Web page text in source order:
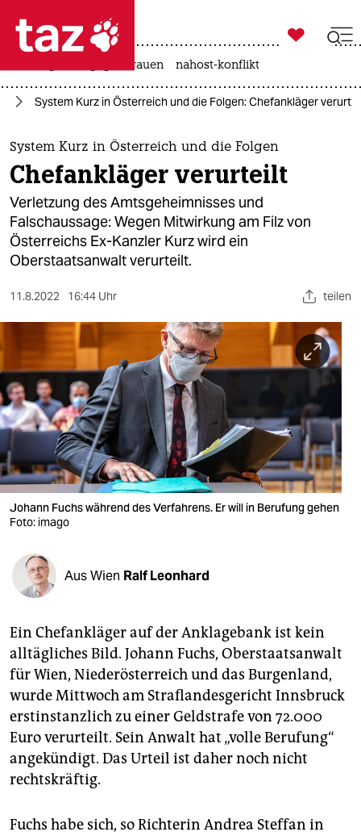
 taz zahl ich
taz zahl ich
themen
politik
öko
gesellschaft
kultur
sport
berlin
nord
wahrheit
verlag
verlag
shop
fragen & hilfe
unterstützen
abo
genossenschaft
epaper login

taz zahl ich
gewalt gegen frauen nahost-konflikt
System Kurz in Österreich und die Folgen: Chefankläger
System Kurz in Österreich und die Folgen
Chefankläger verurteilt
Verletzung des Amtsgeheimnisses und
Falschaussage: Wegen Mitwirkung am Filz von
Österreichs Ex-Kanzler Kurz wird ein
Oberstaatsanwalt verurteilt.
11.8.2022 16:44 Uhr teilen
Johann Fuchs während des Verfahrens. Er will in Berufung gehen
Foto: imago
Aus Wien Ralf Leonhard
Ein Chefankläger auf der Anklagebank ist kein
alltägliches Bild. Johann Fuchs, Oberstaatsanwalt
für Wien, Niederösterreich und das Burgenland,
wurde Mittwoch am Straflandesgericht Innsbruck
erstinstanzlich zu einer Geldstrafe von 72.000
Euro verurteilt. Sein Anwalt hat „volle Berufung“
angekündigt. Das Urteil ist daher noch nicht
rechtskräftig.
Fuchs habe sich, so Richterin Andrea Steffan in